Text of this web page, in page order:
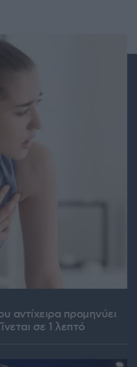
αντίχειρα προμηνύει
σε 1 λεπτό